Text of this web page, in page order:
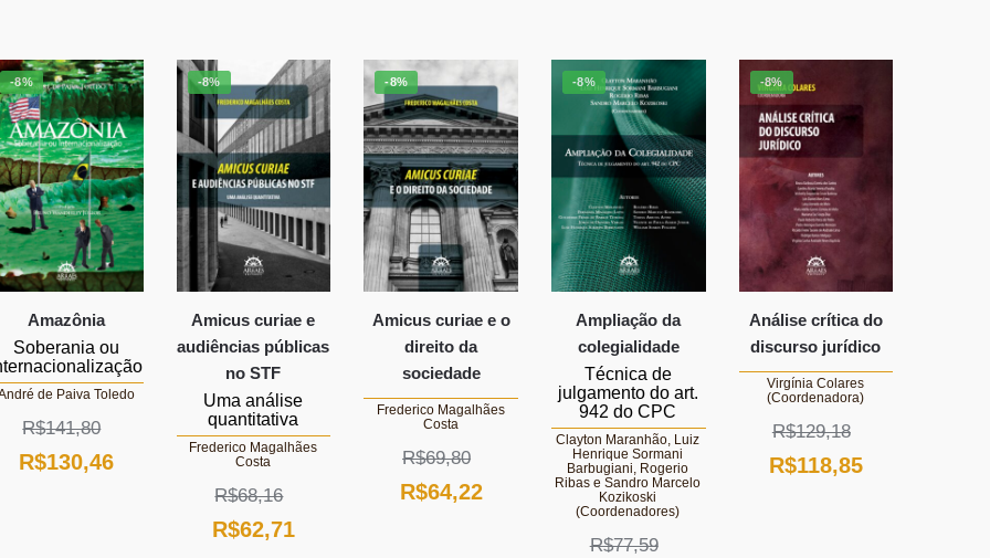
R$71,86.R$66,11.
original
era:
R$108,78.
atual
é:
R$100,08.
era:
R$98,02.
é:
R$90,18.
-8%
Amazônia
Soberania ou
de Paiva Toledo
R$141,80
O
R$130,46O
-8%
Amicus curiae e
audiências públicas
no STF
Uma análise
quantitativa
Frederico Magalhães
Costa
R$68,16
O
R$62,71
-8%
Amicus curiae e o
direito da
sociedade
Frederico Magalhães
Costa
R$69,80
O
R$64,22O
-8%
Ampliação da
colegialidade
Técnica de
julgamento do art.
942 do CPC
Clayton Maranhão, Luiz
Henrique Sormani
Barbugiani, Rogerio
Ribas e Sandro Marcelo
Kozikoski
(Coordenadores)
R$77,59
-8%
Análise crítica do
discurso jurídico
Virgínia Colares
(Coordenadora)
R$129,18
O
R$118,85O